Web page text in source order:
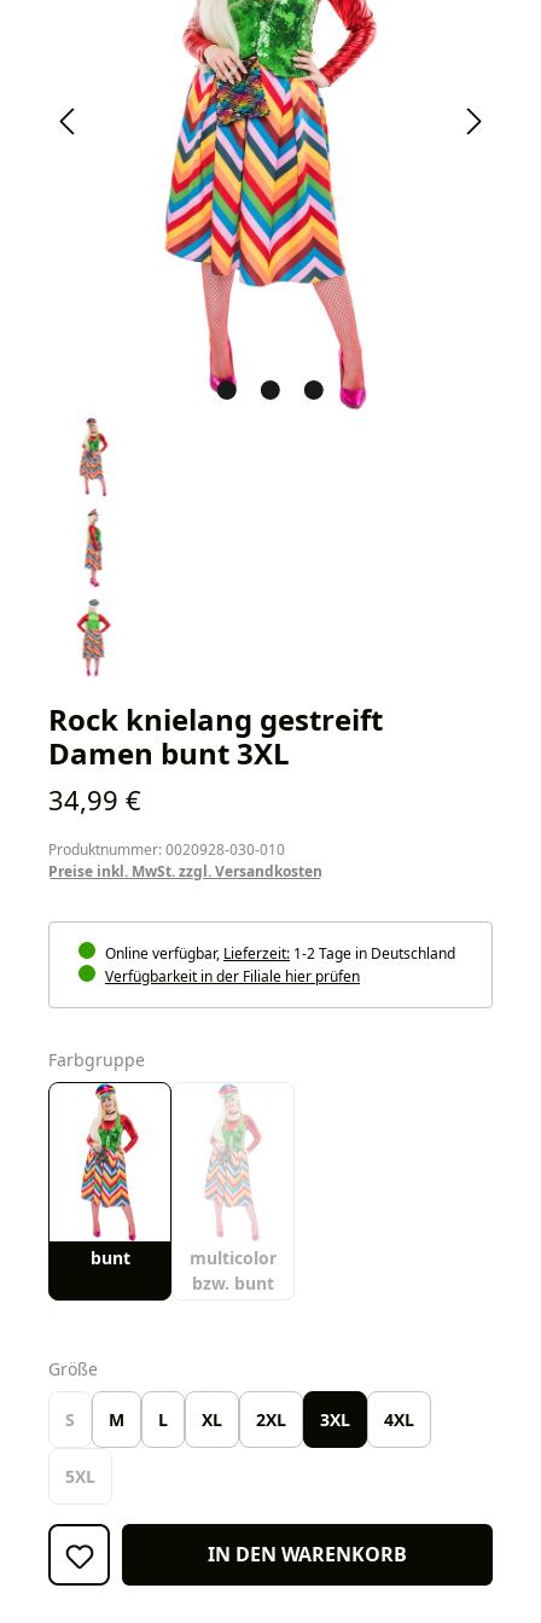
Rock knielang gestreift
Damen bunt 3XL
Regulärer Preis:
34,99 €
Produktnummer: 0020928-030-010
Preise inkl. MwSt. zzgl. Versandkosten
Online verfügbar, Lieferzeit: 1-2 Tage in Deutschland
Verfügbarkeit in der Filiale hier prüfen
Farbgruppe
bunt
multicolor
bzw. bunt
Größe
S M L XL 2XL 3XL 4XL
5XL
IN DEN WARENKORB